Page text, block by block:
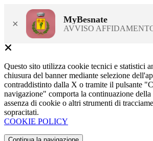
× MyBesnate
AVVISO
Questo sito utilizza cookie tecnici e statistici
chiusura del banner mediante selezione
contraddistinto dalla X o tramite il pulsante
navigazione" comporta la continuazione
assenza di cookie o altri strumenti di
sopracitati.
COOKIE POLICY